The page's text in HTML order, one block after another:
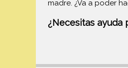
madre. ¿Va a poder
¿Necesitas ayuda